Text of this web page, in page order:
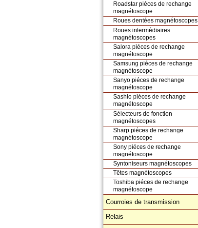
Roadstar piéces de rechange
magnétoscope
Roues dentées magnétoscopes
Roues intermédiaires
magnétoscopes
Salora piéces de rechange
magnétoscope
Samsung piéces de rechange
magnétoscope
Sanyo piéces de rechange
magnétoscope
Sashio piéces de rechange
magnétoscope
Sélecteurs de fonction
magnétoscopes
Sharp piéces de rechange
magnétoscope
Sony piéces de rechange
magnétoscope
Syntoniseurs magnétoscopes
Têtes magnétoscopes
Toshiba piéces de rechange
magnétoscope
Courroies de transmission
Relais